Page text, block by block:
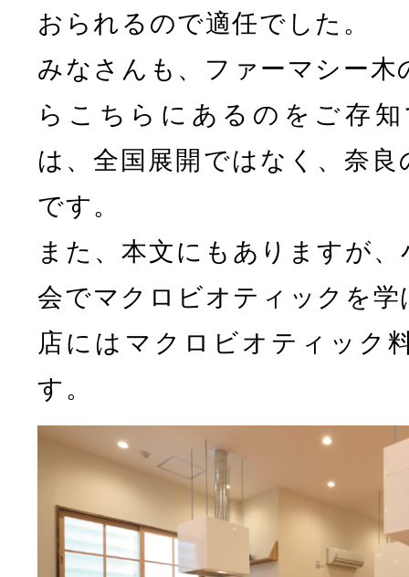
おられるので適任でした。
みなさんも、ファーマシー
らこちらにあるのをご存
は、全国展開ではなく、奈
です。
また、本文にもありますが
会でマクロビオティックを学
店にはマクロビオティック
す。